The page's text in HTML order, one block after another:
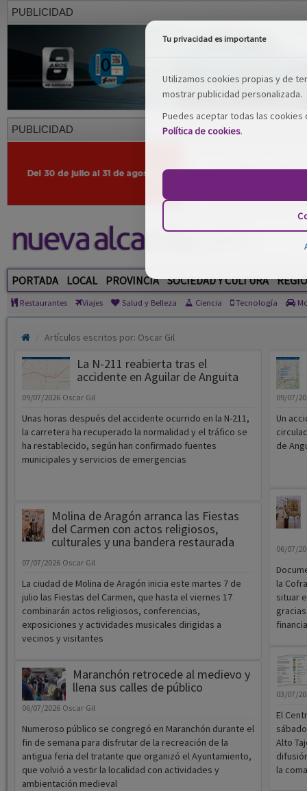
PUBLICIDAD
PUBLICIDAD
PORTADA LOCAL PROVINCIA SOCIEDAD Y CULTURA
Restaurantes Viajes Salud y Belleza Ciencia Tecnología
Artículos escritos por: Oscar Gil
La N-211 reabierta tras el
accidente en Aguilar de Anguita
09/07/2026 Oscar Gil
Unas horas después del accidente ocurrido en la N-211,
la carretera ha recuperado la normalidad y el tráfico se
ha restablecido, según han confirmado fuentes
municipales y servicios de emergencias
Molina de Aragón arranca las Fiestas
del Carmen con actos religiosos,
culturales y una bandera restaurada
07/07/2026 Oscar Gil
La ciudad de Molina de Aragón inicia este martes 7 de
julio las Fiestas del Carmen, que hasta el viernes 17
combinarán actos religiosos, conferencias,
exposiciones y actividades musicales dirigidas a
vecinos y visitantes
Maranchón retrocede al medievo y
llena sus calles de público
06/07/2026 Oscar Gil
Numeroso público se congregó en Maranchón durante el
fin de semana para disfrutar de la recreación de la
antigua feria del tratante que organizó el Ayuntamiento,
que volvió a vestir la localidad con actividades y
ambientación medieval
09/07/
Un
de
06/07/
la
situar
03/07/
El
Alto
la
Tu privacidad es importante
Utilizamos cookies propias y de
mostrar publicidad personalizada.
Puedes aceptar todas las
Política de cookies.